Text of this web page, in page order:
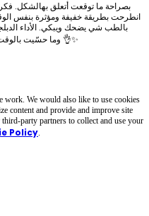
بصراحة ما توقعت أتعلق بهالشكل.
انطرحت بطريقة خفيفة ومؤثرة بنفس
بالطب شي يضحك ويبكي. الأداء
على NetShort وما حسّيت بالوقت، كل حلقة تخلّيك بدك اللي بعدها 👌✨
work. We would also like to use cookies
content and provide and improve site
party partners to collect and use your
Policy.